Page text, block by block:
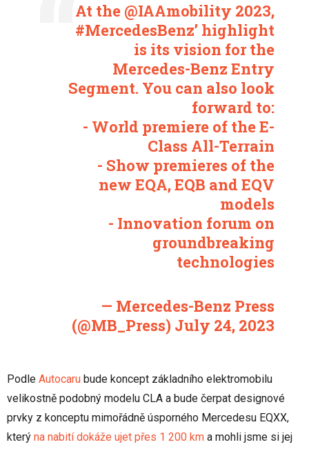
At the @IAAmobility 2023,
#MercedesBenz’ highlight
is its vision for the
Mercedes-Benz Entry
Segment. You can also look
forward to:
- World premiere of the E-
Class All-Terrain
- Show premieres of the
new EQA, EQB and EQV
models
- Innovation forum on
groundbreaking
technologies
— Mercedes-Benz Press
(@MB_Press) July 24, 2023
Podle Autocaru bude koncept základního elektromobilu
velikostně podobný modelu CLA a bude čerpat designové
prvky z konceptu mimořádně úsporného Mercedesu EQXX,
který na nabití dokáže ujet přes 1 200 km a mohli jsme si jej